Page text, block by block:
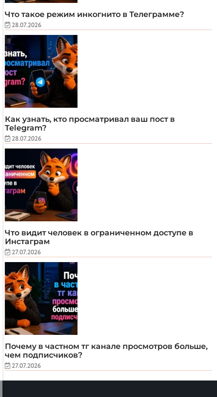
Что такое режим инкогнито в Телеграмме?
28.07.2026
Как узнать, кто просматривал ваш пост в
Telegram?
28.07.2026
Что видит человек в ограниченном доступе в
Инстаграм
27.07.2026
Почему в частном тг канале просмотров больше,
чем подписчиков?
27.07.2026